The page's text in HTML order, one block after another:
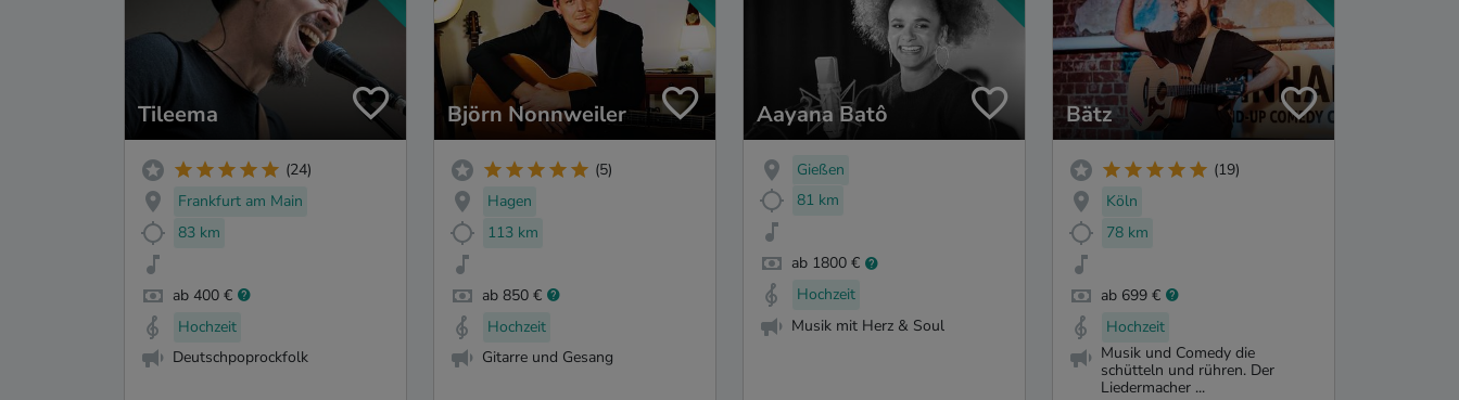
Tileema
(24)
Frankfurt am Main
83 km
ab 400 €
Hochzeit
Deutschpoprockfolk
Björn Nonnweiler
(5)
Hagen
113 km
ab 850 €
Hochzeit
Gitarre und Gesang
Aayana Batô
Gießen
81 km
ab 1800 €
Hochzeit
Musik mit Herz & Soul
Bätz
(19)
Köln
78 km
ab 699 €
Hochzeit
Musik und Comedy die
schütteln und rühren. Der
Liedermacher ...